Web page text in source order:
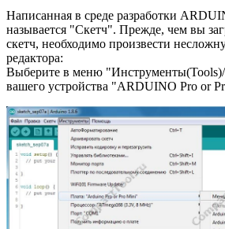
Написанная в среде разработки
называется "Скетч". Прежде, чем вы
скетч, необходимо произвести
редактора:
Выберите в меню
вашего устройства "ARDUINO Pro or